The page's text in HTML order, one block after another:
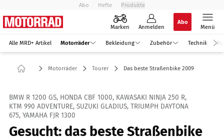
Abo Hefte Produkte
Marken Anmelden
Abo
Menü
Alle MRD+ Artikel Motorräder Bekleidung Zubehör Technik
Motorräder Tourer Das beste Straßenbike 2009
BMW R 1200 GS, HONDA CBF 1000, KAWASAKI NINJA 250 R,
KTM 990 ADVENTURE, SUZUKI GLADIUS, TRIUMPH DAYTONA
675, YAMAHA FJR 1300
Gesucht: das beste Straßenbike